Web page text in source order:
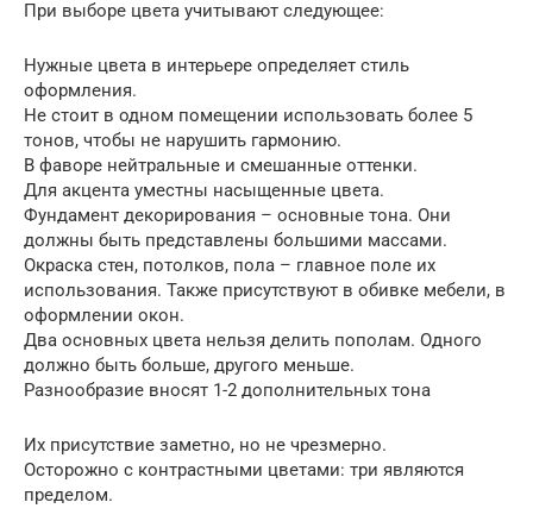
При выборе цвета учитывают следующее:
Нужные цвета в интерьере определяет стиль
оформления.
Не стоит в одном помещении использовать более 5
тонов, чтобы не нарушить гармонию.
В фаворе нейтральные и смешанные оттенки.
Для акцента уместны насыщенные цвета.
Фундамент декорирования – основные тона. Они
должны быть представлены большими массами.
Окраска стен, потолков, пола – главное поле их
использования. Также присутствуют в обивке мебели, в
оформлении окон.
Два основных цвета нельзя делить пополам. Одного
должно быть больше, другого меньше.
Разнообразие вносят 1-2 дополнительных тона
Их присутствие заметно, но не чрезмерно.
Осторожно с контрастными цветами: три являются
пределом.